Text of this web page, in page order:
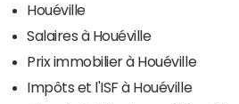
Houéville
Salaires à Houéville
Prix immobilier à Houéville
Impôts et l'ISF à Houéville